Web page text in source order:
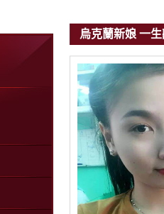
烏克蘭新娘 一